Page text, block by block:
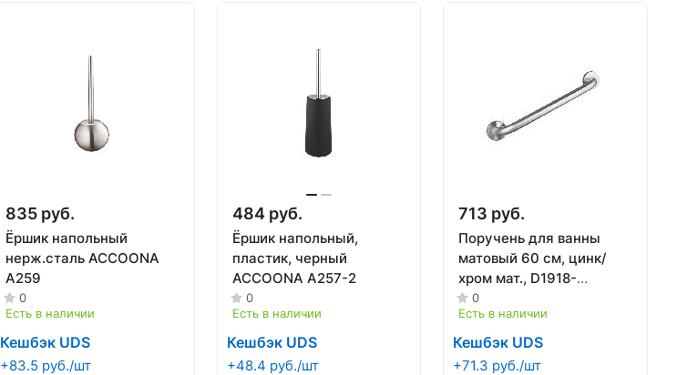
835 руб.
Ёршик напольный
нерж.сталь ACCOONA
A259
0
Есть в наличии
Кешбэк UDS
+83.5 руб./шт
484 руб.
Ёршик напольный,
пластик, черный
ACCOONA A257-2
0
Есть в наличии
Кешбэк UDS
+48.4 руб./шт
713 руб.
Поручень для ванны
матовый 60 см, цинк/
хром мат., D1918-
60(МАТ), DIKALAN
0
Есть в наличии
Кешбэк UDS
+71.3 руб./шт